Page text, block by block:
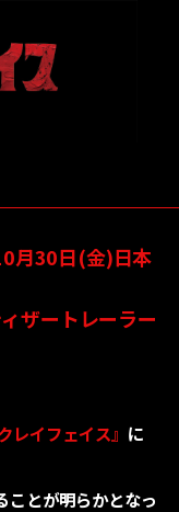
月30日(金)日本
ザートレーラー
レイフェイス』 に
ことが明らかとなっ